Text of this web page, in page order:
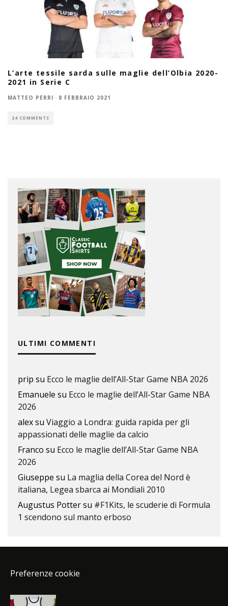
L’arte tessile sarda sulle maglie dell’Olbia 2020-
2021 in Serie C
MATTEO PERRI · 8 FEBBRAIO 2021
24 COMMENTS
ULTIMI COMMENTI
prip su Ecco le maglie dell’All-Star Game NBA 2026
Emanuele su Ecco le maglie dell’All-Star Game NBA
2026
alexsu Viaggio a Londra: guida rapida per gli
appassionati delle maglie da calcio
Franco su Ecco le maglie dell’All-Star Game NBA
2026
Giuseppe su La maglia della Corea del Nord è
italiana, Legea sbarca ai Mondiali 2010
Augustus Pottersu #F1Kits, le scuderie di Formula
1 scendono sul manto erboso
Preferenze cookie